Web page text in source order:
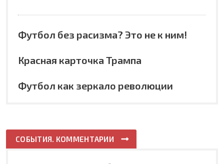
Футбол без расизма? Это не к ним!
Красная карточка Трампа
Футбол как зеркало революции
СОБЫТИЯ. КОММЕНТАРИИ